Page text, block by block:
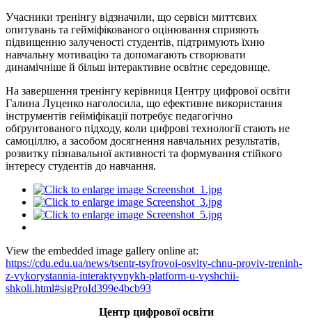
Учасники тренінгу відзначили, що сервіси миттєвих
опитувань та гейміфікованого оцінювання сприяють
підвищенню залученості студентів, підтримують їхню
навчальну мотивацію та допомагають створювати
динамічніше й більш інтерактивне освітнє середовище.
На завершення тренінгу керівниця Центру цифрової освіти
Галина Луценко наголосила, що ефективне використання
інструментів гейміфікації потребує педагогічно
обґрунтованого підходу, коли цифрові технології стають не
самоціллю, а засобом досягнення навчальних результатів,
розвитку пізнавальної активності та формування стійкого
інтересу студентів до навчання.
View the embedded image gallery online at:
https://cdu.edu.ua/news/tsentr-tsyfrovoi-osvity-chnu-proviv-treninh-
z-vykorystannia-interaktyvnykh-platform-u-vyshchii-
shkoli.html#sigProId399e4bcb93
Центр цифрової освіти